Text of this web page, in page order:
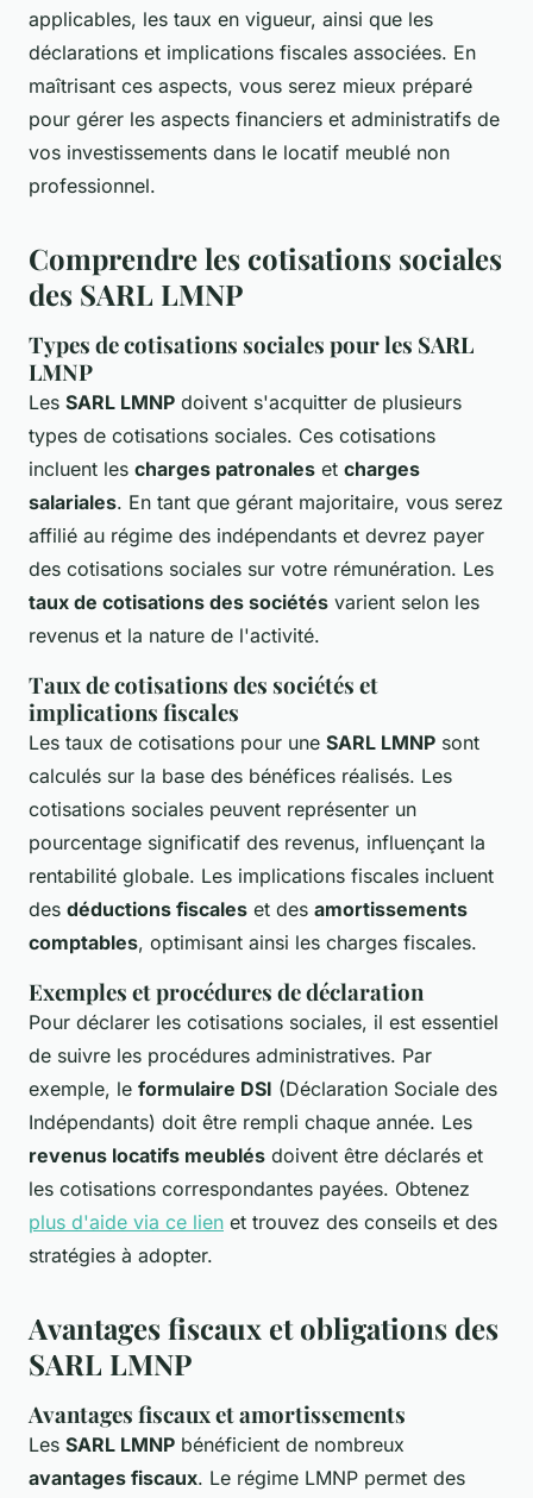
applicables, les taux en vigueur, ainsi que les
déclarations et implications fiscales associées. En
maîtrisant ces aspects, vous serez mieux préparé
pour gérer les aspects financiers et administratifs de
vos investissements dans le locatif meublé non
professionnel.
Comprendre les cotisations sociales
des SARL LMNP
Types de cotisations sociales pour les SARL
LMNP
Les SARL LMNP doivent s'acquitter de plusieurs
types de cotisations sociales. Ces cotisations
incluent les charges patronales et charges
salariales. En tant que gérant majoritaire, vous serez
affilié au régime des indépendants et devrez payer
des cotisations sociales sur votre rémunération. Les
taux de cotisations des sociétés varient selon les
revenus et la nature de l'activité.
Taux de cotisations des sociétés et
implications fiscales
Les taux de cotisations pour une SARL LMNP sont
calculés sur la base des bénéfices réalisés. Les
cotisations sociales peuvent représenter un
pourcentage significatif des revenus, influençant la
rentabilité globale. Les implications fiscales incluent
des déductions fiscales et des amortissements
comptables, optimisant ainsi les charges fiscales.
Exemples et procédures de déclaration
Pour déclarer les cotisations sociales, il est essentiel
de suivre les procédures administratives. Par
exemple, le formulaire DSI (Déclaration Sociale des
Indépendants) doit être rempli chaque année. Les
revenus locatifs meublés doivent être déclarés et
les cotisations correspondantes payées. Obtenez
plus d'aide via ce lien et trouvez des conseils et des
stratégies à adopter.
Avantages fiscaux et obligations des
SARL LMNP
Avantages fiscaux et amortissements
Les SARL LMNP bénéficient de nombreux
avantages fiscaux. Le régime LMNP permet des